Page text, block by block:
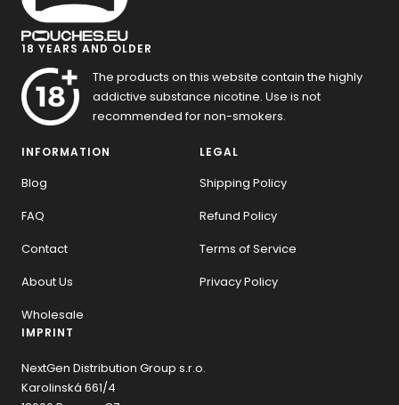
18 YEARS AND OLDER
The products on this website contain the highly
addictive substance nicotine. Use is not
recommended for non-smokers.
INFORMATION
Blog
FAQ
Contact
About Us
Wholesale
LEGAL
Shipping Policy
Refund Policy
Terms of Service
Privacy Policy
IMPRINT
NextGen Distribution Group s.r.o.
Karolinská 661/4